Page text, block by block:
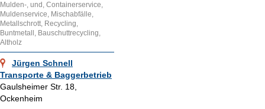
Mulden-, und, Containerservice,
Muldenservice, Mischabfälle,
Metallschrott, Recycling,
Buntmetall, Bauschuttrecycling,
Altholz
Jürgen Schnell
Transporte & Baggerbetrieb
Gaulsheimer Str. 18,
Ockenheim